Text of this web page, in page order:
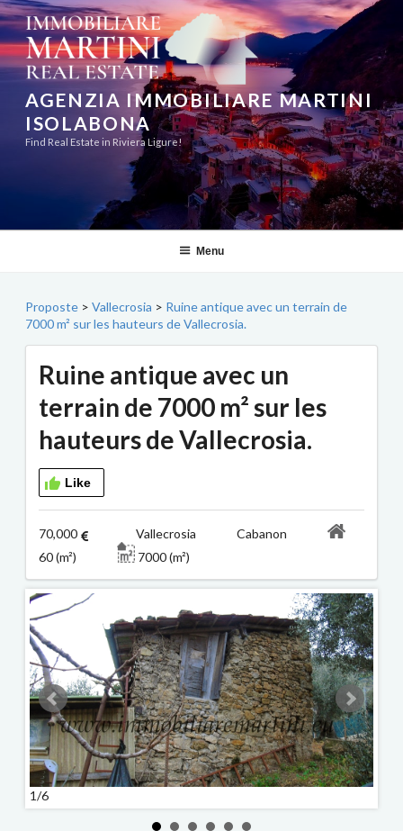
Aller
au
contenu
principal
AGENZIA IMMOBILIARE MARTINI
ISOLABONA
Find Real Estate in Riviera Ligure!
Menu
Proposte > Vallecrosia > Ruine antique avec un terrain de
7000 m² sur les hauteurs de Vallecrosia.
Ruine antique avec un
terrain de 7000 m² sur les
hauteurs de Vallecrosia.
Like
70,000
Vallecrosia Cabanon
60 (m²)
7000 (m²)
1/6